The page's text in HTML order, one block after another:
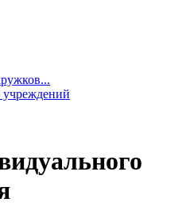
учреждений